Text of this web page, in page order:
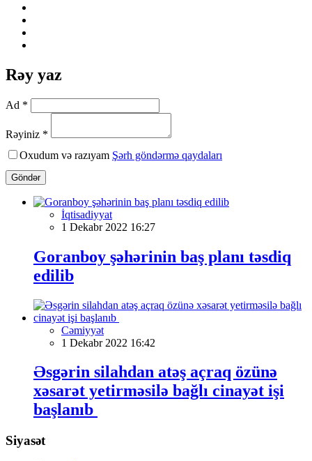
Rəy yaz
Ad *
Rəyiniz *
Oxudum və razıyam Şərh göndərmə qaydaları
Göndər
İqtisadiyyat
1 Dekabr 2022 16:27
Goranboy şəhərinin baş planı təsdiq
edilib
Cəmiyyət
1 Dekabr 2022 16:42
Əsgərin silahdan atəş açraq özünə
xəsarət yetirməsilə bağlı cinayət işi
başlanıb
Siyasət